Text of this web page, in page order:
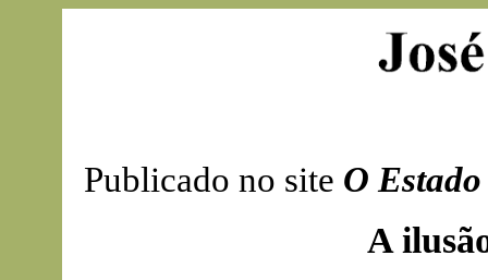
Publicado no site O
A